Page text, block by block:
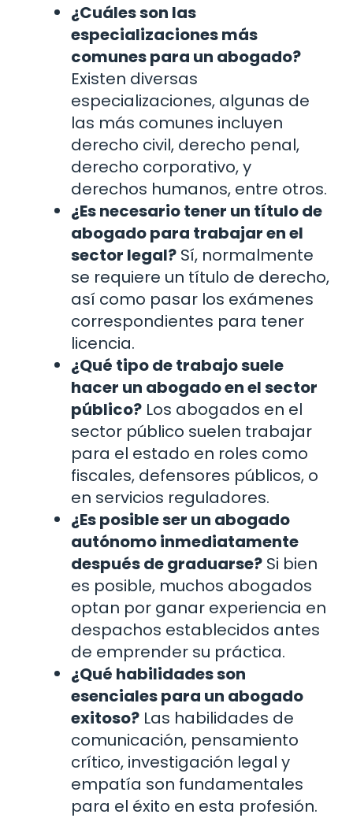
¿Cuáles son las
especializaciones más
comunes para un abogado?
Existen diversas
especializaciones, algunas de
las más comunes incluyen
derecho civil, derecho penal,
derecho corporativo, y
derechos humanos, entre otros.
¿Es necesario tener un título de
abogado para trabajar en el
sector legal? Sí, normalmente
se requiere un título de derecho,
así como pasar los exámenes
correspondientes para tener
licencia.
¿Qué tipo de trabajo suele
hacer un abogado en el sector
público? Los abogados en el
sector público suelen trabajar
para el estado en roles como
fiscales, defensores públicos, o
en servicios reguladores.
¿Es posible ser un abogado
autónomo inmediatamente
después de graduarse? Si bien
es posible, muchos abogados
optan por ganar experiencia en
despachos establecidos antes
de emprender su práctica.
¿Qué habilidades son
esenciales para un abogado
exitoso? Las habilidades de
comunicación, pensamiento
crítico, investigación legal y
empatía son fundamentales
para el éxito en esta profesión.